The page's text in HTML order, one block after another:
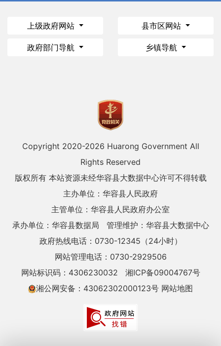
上级政府网站 县市区网站
政府部门导航 乡镇导航
Copyright 2020-2026 Huarong Government All
Rights Reserved
版权所有 本站资源未经华容县大数据中心许可不得转载
主办单位：华容县人民政府
主管单位：华容县人民政府办公室
承办单位：华容县数据局
管理维护：华容县大数据中心
政府热线电话：0730-12345（24小时）
网站管理电话：0730-2929506
网站标识码：4306230032
湘ICP备09004767号
湘公网安备：43062302000123号 网站地图